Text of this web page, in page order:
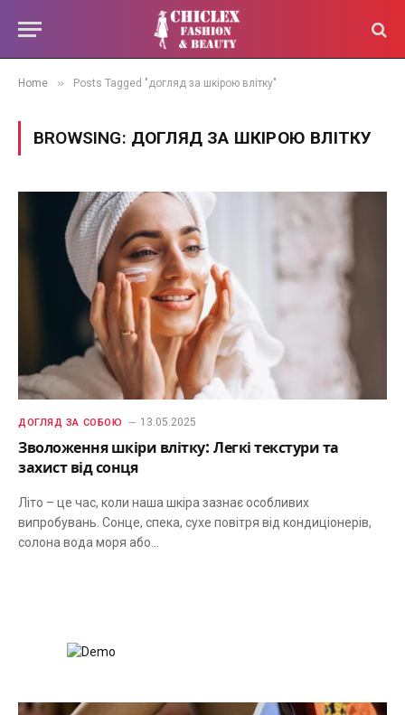
Home » Posts Tagged "догляд за шкірою влітку"
BROWSING: ДОГЛЯД ЗА ШКІРОЮ ВЛІТКУ
ДОГЛЯД ЗА СОБОЮ 13.05.2025
Зволоження шкіри влітку: Легкі текстури та
захист від сонця
Літо – це час, коли наша шкіра зазнає особливих
випробувань. Сонце, спека, сухе повітря від кондиціонерів,
солона вода моря або…